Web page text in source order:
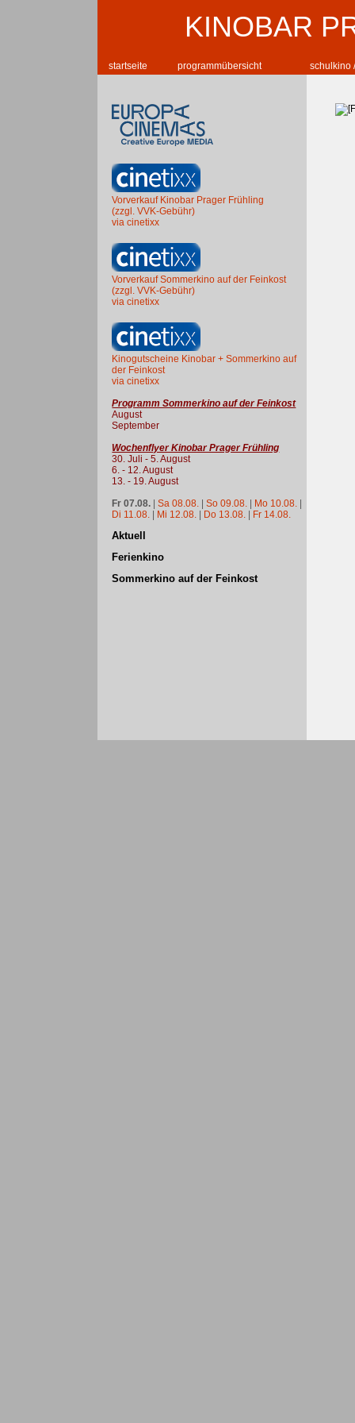
KINOBAR
startseite programmübersicht schulkino
Vorverkauf Kinobar Prager Frühling
(zzgl. VVK-Gebühr)
via cinetixx
Vorverkauf Sommerkino auf der Feinkost
(zzgl. VVK-Gebühr)
via cinetixx
Kinogutscheine Kinobar + Sommerkino auf
der Feinkost
via cinetixx
Programm Sommerkino auf der Feinkost
August
September
Wochenflyer Kinobar Prager Frühling
30. Juli - 5. August
6. - 12. August
13. - 19. August
Fr 07.08. |Sa 08.08. |So 09.08. | Mo 10.08. |
Di 11.08. | Mi 12.08. | Do 13.08. | Fr 14.08.
Aktuell
Ferienkino
Sommerkino auf der Feinkost